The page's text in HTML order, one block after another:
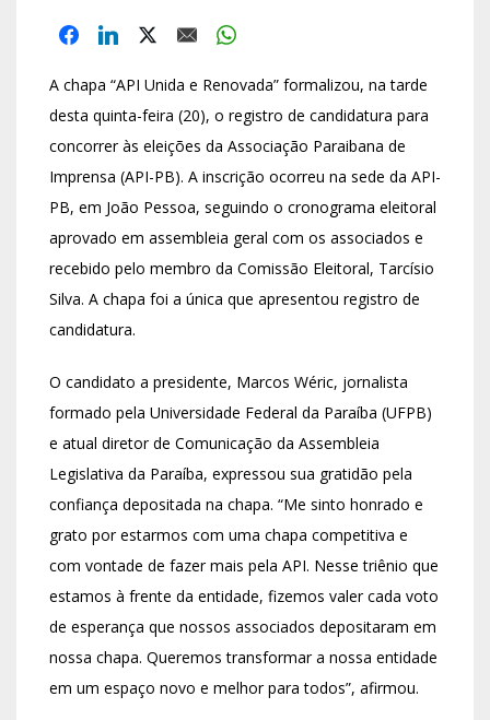
A chapa “API Unida e Renovada” formalizou, na tarde
desta quinta-feira (20), o registro de candidatura para
concorrer às eleições da Associação Paraibana de
Imprensa (API-PB). A inscrição ocorreu na sede da API-
PB, em João Pessoa, seguindo o cronograma eleitoral
aprovado em assembleia geral com os associados e
recebido pelo membro da Comissão Eleitoral, Tarcísio
Silva. A chapa foi a única que apresentou registro de
candidatura.
O candidato a presidente, Marcos Wéric, jornalista
formado pela Universidade Federal da Paraíba (UFPB)
e atual diretor de Comunicação da Assembleia
Legislativa da Paraíba, expressou sua gratidão pela
confiança depositada na chapa. “Me sinto honrado e
grato por estarmos com uma chapa competitiva e
com vontade de fazer mais pela API. Nesse triênio que
estamos à frente da entidade, fizemos valer cada voto
de esperança que nossos associados depositaram em
nossa chapa. Queremos transformar a nossa entidade
em um espaço novo e melhor para todos”, afirmou.